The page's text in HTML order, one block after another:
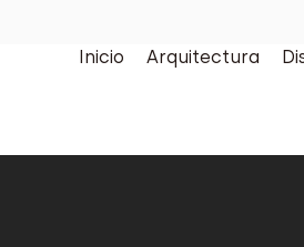
Inicio Arquitectura